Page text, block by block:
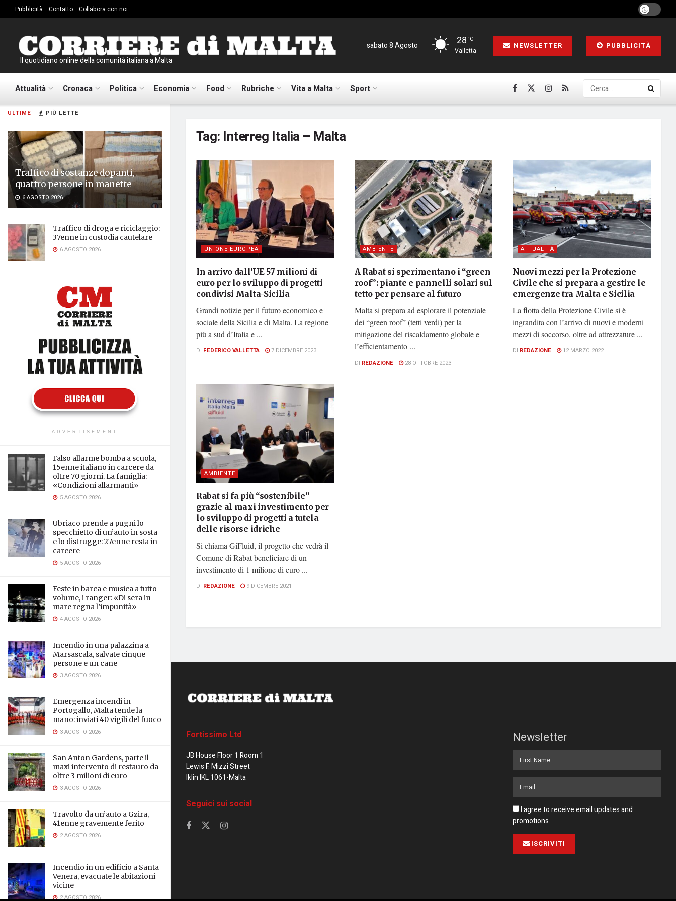
ULTIME PIÙ LETTE
Traffico di sostanze dopanti,
quattro persone in manette
6 AGOSTO 2026
Traffico di droga e riciclaggio:
37enne in custodia cautelare
6 AGOSTO 2026
ADVERTISEMENT
Falso allarme bomba a scuola,
15enne italiano in carcere da
oltre 70 giorni. La famiglia:
«Condizioni allarmanti»
5 AGOSTO 2026
Ubriaco prende a pugni lo
specchietto di un’auto in sosta
e lo distrugge: 27enne resta in
carcere
5 AGOSTO 2026
Feste in barca e musica a tutto
volume, i ranger: «Di sera in
mare regna l’impunità»
4 AGOSTO 2026
Incendio in una palazzina a
Marsascala, salvate cinque
persone e un cane
3 AGOSTO 2026
Emergenza incendi in
Portogallo, Malta tende la
mano: inviati 40 vigili del fuoco
3 AGOSTO 2026
San Anton Gardens, parte il
maxi intervento di restauro da
oltre 3 milioni di euro
3 AGOSTO 2026
Travolto da un’auto a Gzira,
41enne gravemente ferito
2 AGOSTO 2026
Incendio in un edificio a Santa
Venera, evacuate le abitazioni
vicine
2 AGOSTO 2026
Pubblicità Contatto Collabora con noi
Il quotidiano online della comunità italiana a Malta
sabato 8 Agosto 28°C
Valletta
NEWSLETTER PUBBLICITÀ
Attualità Cronaca Politica Economia Food Rubriche Vita a Malta Sport
Tag: Interreg Italia – Malta
UNIONE EUROPEA
In arrivo dall’UE 57 milioni di
euro per lo sviluppo di progetti
condivisi Malta-Sicilia
Grandi notizie per il futuro economico e
sociale della Sicilia e di Malta. La regione
più a sud d’Italia e ...
DI FEDERICO VALLETTA 7 DICEMBRE 2023
AMBIENTE
A Rabat si sperimentano i “green
roof”: piante e pannelli solari sul
tetto per pensare al futuro
Malta si prepara ad esplorare il potenziale
dei “green roof” (tetti verdi) per la
mitigazione del riscaldamento globale e
l’efficientamento ...
DI REDAZIONE 28 OTTOBRE 2023
ATTUALITÀ
Nuovi mezzi per la Protezione
Civile che si prepara a gestire le
emergenze tra Malta e Sicilia
La flotta della Protezione Civile si è
ingrandita con l’arrivo di nuovi e moderni
mezzi di soccorso, oltre ad attrezzature ...
DI REDAZIONE 12 MARZO 2022
AMBIENTE
Rabat si fa più “sostenibile”
grazie al maxi investimento per
lo sviluppo di progetti a tutela
delle risorse idriche
Si chiama GiFluid, il progetto che vedrà il
Comune di Rabat beneficiare di un
investimento di 1 milione di euro ...
DI REDAZIONE 9 DICEMBRE 2021
Fortissimo Ltd
JB House Floor 1 Room 1
Lewis F. Mizzi Street
Iklin IKL 1061-Malta
Seguici sui social
Newsletter
I agree to receive email updates and
promotions.
ISCRIVITI